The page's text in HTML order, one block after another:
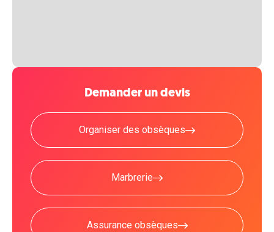
Demander un devis
Organiser des obsèques
Marbrerie
Assurance obsèques